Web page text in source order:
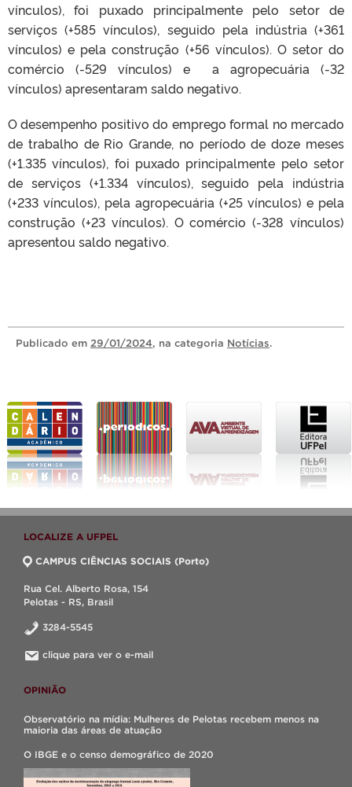
vínculos), foi puxado principalmente pelo setor de
serviços (+585 vínculos), seguido pela indústria (+361
vínculos) e pela construção (+56 vínculos). O setor do
comércio (-529 vínculos) e a agropecuária (-32
vínculos) apresentaram saldo negativo.
O desempenho positivo do emprego formal no mercado
de trabalho de Rio Grande, no período de doze meses
(+1.335 vínculos), foi puxado principalmente pelo setor
de serviços (+1.334 vínculos), seguido pela indústria
(+233 vínculos), pela agropecuária (+25 vínculos) e pela
construção (+23 vínculos). O comércio (-328 vínculos)
apresentou saldo negativo.
Publicado em 29/01/2024, na categoria Notícias.
LOCALIZE A UFPEL
CAMPUS CIÊNCIAS SOCIAIS (Porto)
Rua Cel. Alberto Rosa, 154
Pelotas - RS, Brasil
3284-5545
clique para ver o e-mail
OPINIÃO
Observatório na mídia: Mulheres de Pelotas recebem menos na
maioria das áreas de atuação
O IBGE e o censo demográfico de 2020